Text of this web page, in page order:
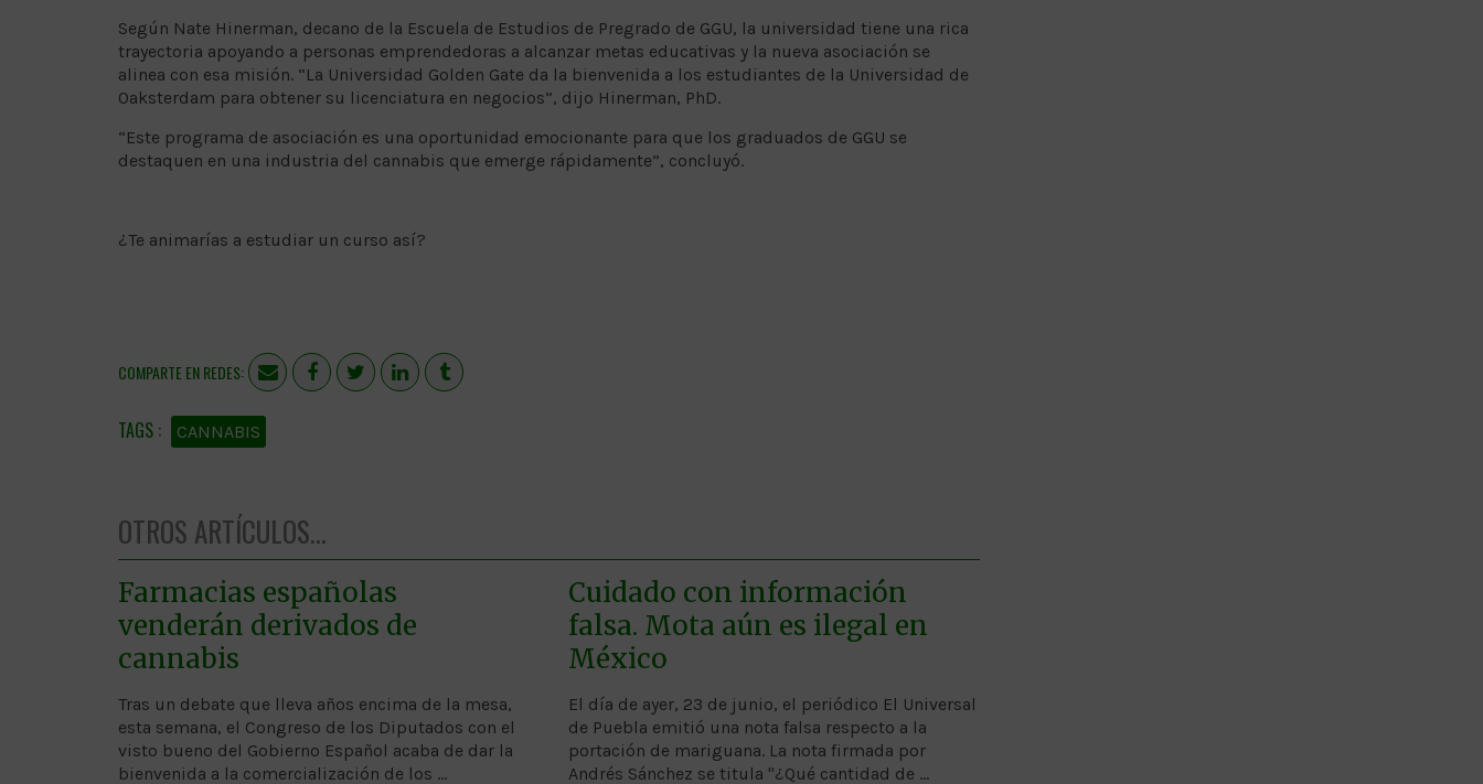
Según Nate Hinerman, decano de la Escuela de Estudios de Pregrado de GGU, la universidad tiene una rica
trayectoria apoyando a personas emprendedoras a alcanzar metas educativas y la nueva asociación se
alinea con esa misión. “La Universidad Golden Gate da la bienvenida a los estudiantes de la Universidad de
Oaksterdam para obtener su licenciatura en negocios”, dijo Hinerman, PhD.
“Este programa de asociación es una oportunidad emocionante para que los graduados de GGU se
destaquen en una industria del cannabis que emerge rápidamente”, concluyó.
¿Te animarías a estudiar un curso así?
COMPARTE EN REDES:
CANNABIS
OTROS ARTÍCULOS...
Farmacias españolas
venderán derivados de
cannabis
Tras un debate que lleva años encima de la mesa,
esta semana, el Congreso de los Diputados con el
visto bueno del Gobierno Español acaba de dar la
bienvenida a la comercialización de los …
Cuidado con información
falsa. Mota aún es ilegal en
México
El día de ayer, 23 de junio, el periódico El Universal
de Puebla emitió una nota falsa respecto a la
portación de mariguana. La nota firmada por
Andrés Sánchez se titula "¿Qué cantidad de …